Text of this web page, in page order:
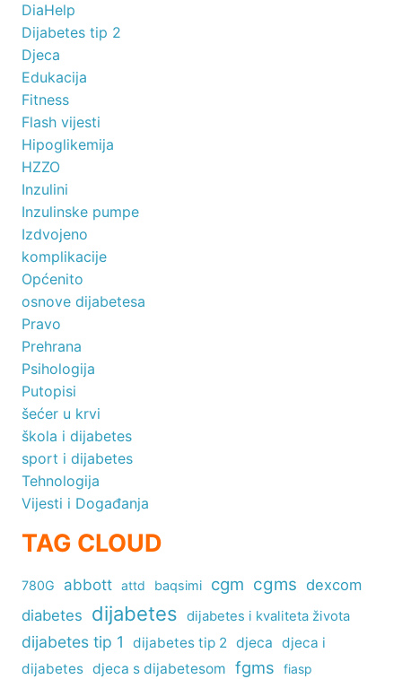
DiaHelp
Dijabetes tip 2
Djeca
Edukacija
Fitness
Flash vijesti
Hipoglikemija
HZZO
Inzulini
Inzulinske pumpe
Izdvojeno
komplikacije
Općenito
osnove dijabetesa
Pravo
Prehrana
Psihologija
Putopisi
šećer u krvi
škola i dijabetes
sport i dijabetes
Tehnologija
Vijesti i Događanja
TAG CLOUD
780G abbott attd baqsimi cgm cgms dexcom
diabetes dijabetes dijabetes i kvaliteta života
dijabetes tip 1 dijabetes tip 2 djeca djeca i
dijabetes djeca s dijabetesom fgms fiasp